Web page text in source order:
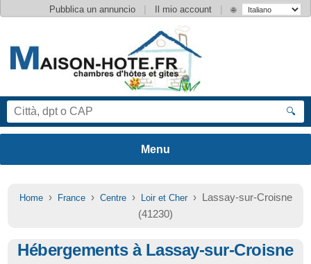
Pubblica un annuncio | Il mio account | 🌐
🔍
Home› France› Centre› Loir et Cher› Lassay-sur-Croisne
(41230)
Hébergements à Lassay-sur-Croisne